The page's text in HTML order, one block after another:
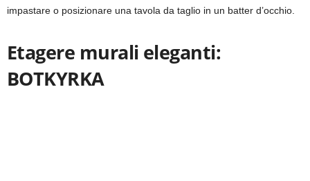
impastare o posizionare una tavola da taglio in un batter d’occhio.
Etagere murali eleganti:
BOTKYRKA